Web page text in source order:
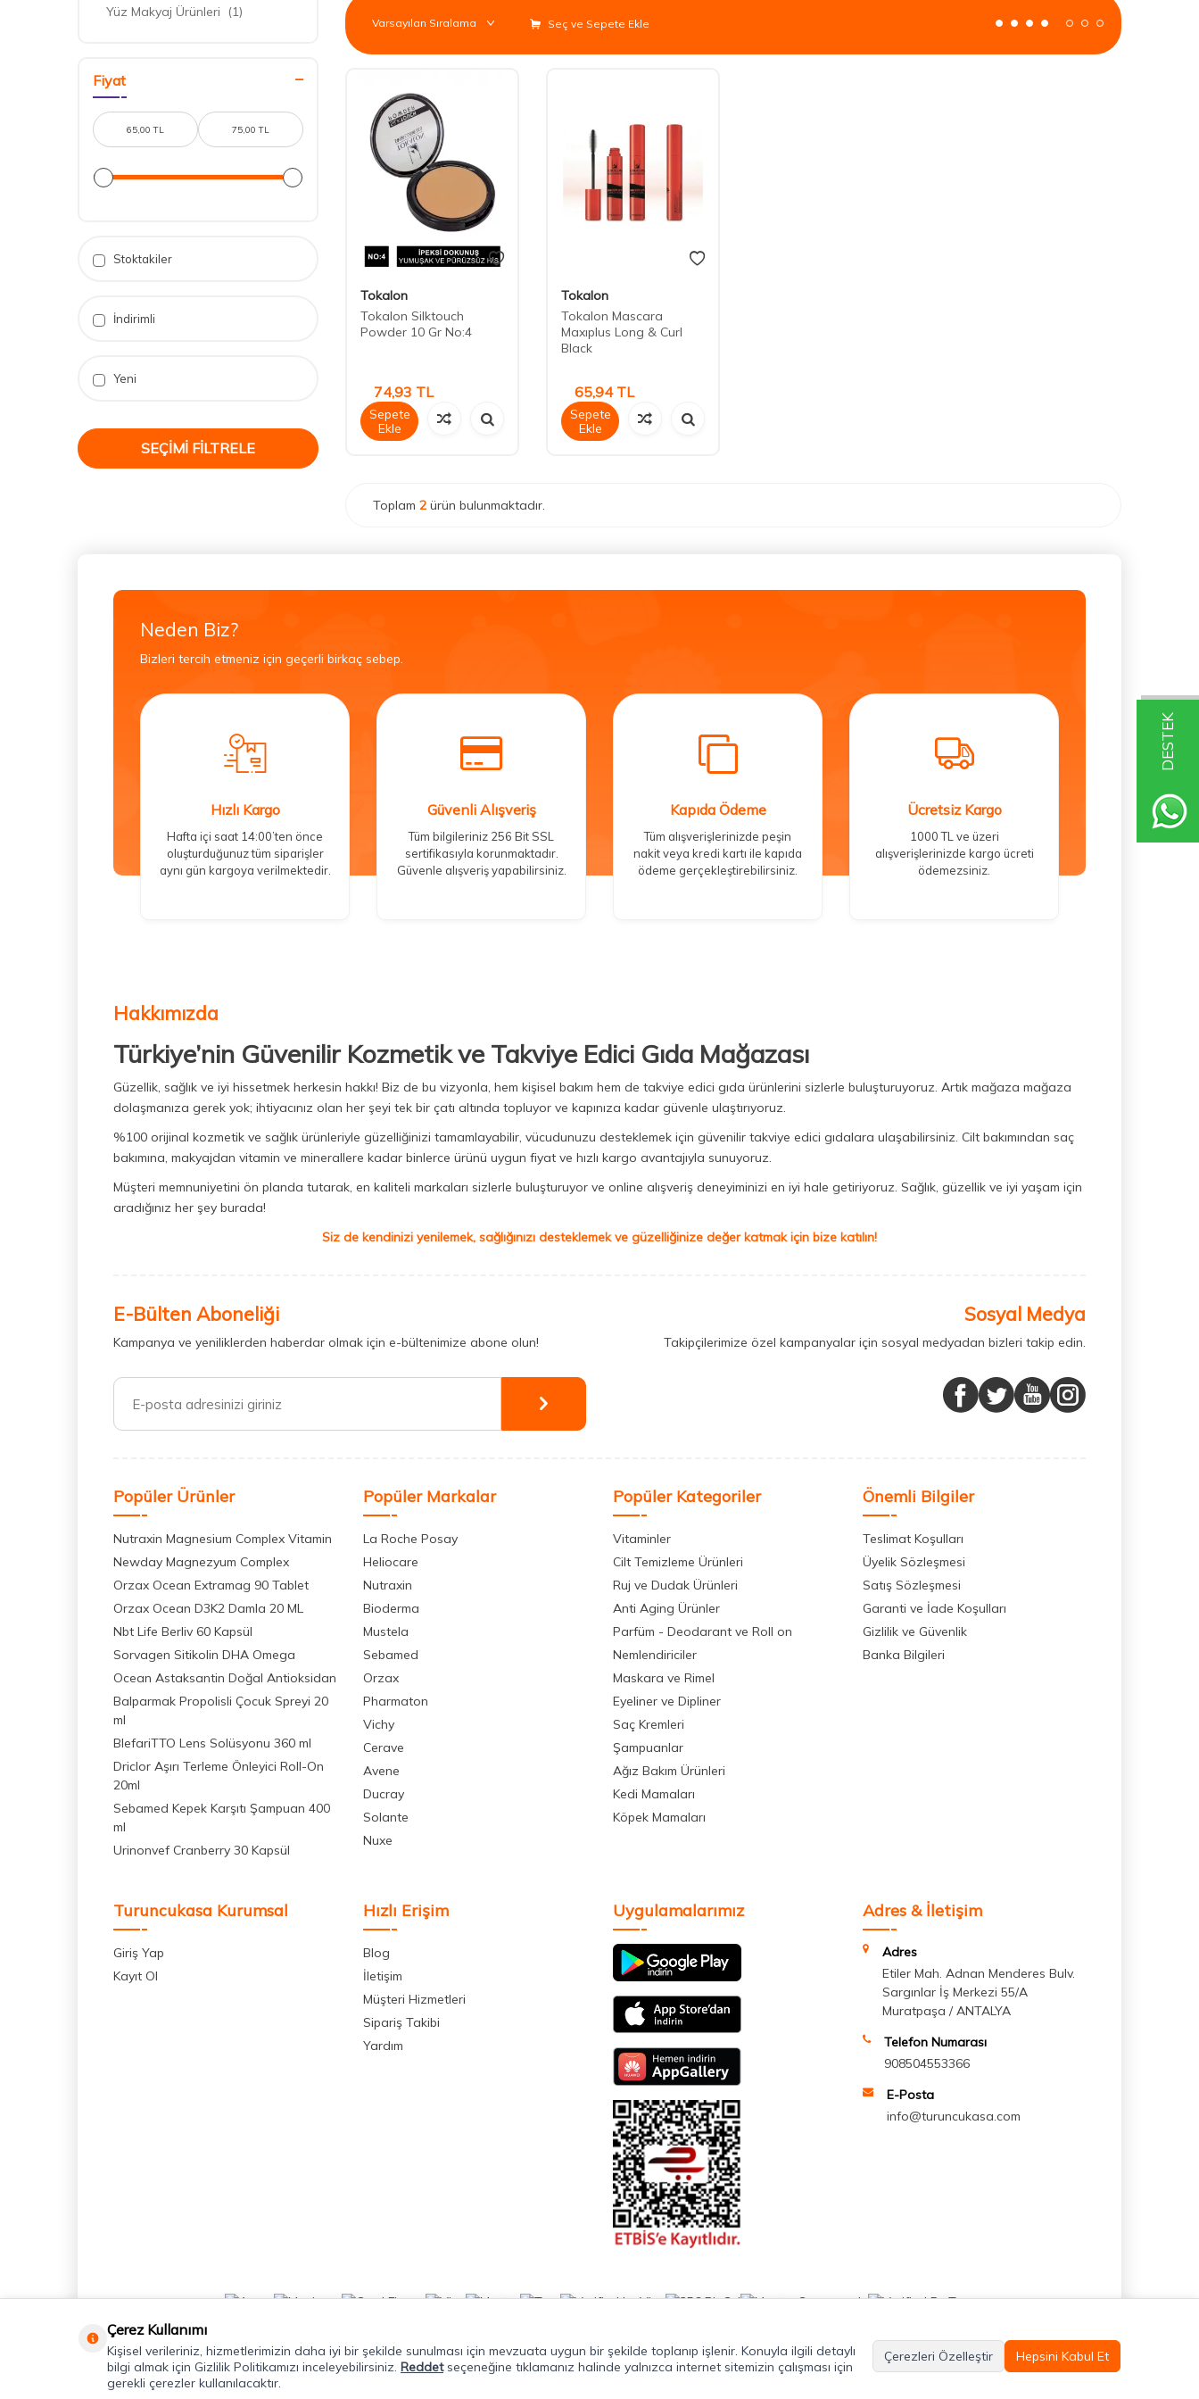
DESTEK
Yüz Makyaj Ürünleri (1)
Fiyat
Stoktakiler
İndirimli
Yeni
SEÇIMI FILTRELE
Seç ve Sepete Ekle
Tokalon
Tokalon Silktouch
Powder 10 Gr No:4
74,93 TL
Sepete
Ekle
Tokalon
Tokalon Mascara
Maxıplus Long & Curl
Black
65,94TL
Sepete
Ekle
Toplam 2 ürün bulunmaktadır.
Neden Biz?
Bizleri tercih etmeniz için geçerli birkaç sebep.
Hızlı Kargo
Hafta içi saat 14:00’ten önce
oluşturduğunuz tüm siparişler
aynı gün kargoya verilmektedir.
Güvenli Alışveriş
Tüm bilgileriniz 256 Bit SSL
sertifikasıyla korunmaktadır.
Güvenle alışveriş yapabilirsiniz.
Kapıda Ödeme
Tüm alışverişlerinizde peşin
nakit veya kredi kartı ile kapıda
ödeme gerçekleştirebilirsiniz.
Ücretsiz Kargo
1000 TL ve üzeri
alışverişlerinizde kargo ücreti
ödemezsiniz.
Hakkımızda
Türkiye’nin Güvenilir Kozmetik ve Takviye Edici Gıda Mağazası
Güzellik, sağlık ve iyi hissetmek herkesin hakkı! Biz de bu vizyonla, hem kişisel bakım hem de takviye edici gıda ürünlerini sizlerle buluşturuyoruz. Artık mağaza mağaza
dolaşmanıza gerek yok; ihtiyacınız olan her şeyi tek bir çatı altında topluyor ve kapınıza kadar güvenle ulaştırıyoruz.
%100 orijinal kozmetik ve sağlık ürünleriyle güzelliğinizi tamamlayabilir, vücudunuzu desteklemek için güvenilir takviye edici gıdalara ulaşabilirsiniz. Cilt bakımından saç
bakımına, makyajdan vitamin ve minerallere kadar binlerce ürünü uygun fiyat ve hızlı kargo avantajıyla sunuyoruz.
Müşteri memnuniyetini ön planda tutarak, en kaliteli markaları sizlerle buluşturuyor ve online alışveriş deneyiminizi en iyi hale getiriyoruz. Sağlık, güzellik ve iyi yaşam için
aradığınız her şey burada!
Siz de kendinizi yenilemek, sağlığınızı desteklemek ve güzelliğinize değer katmak için bize katılın!
E-Bülten Aboneliği
Kampanya ve yeniliklerden haberdar olmak için e-bültenimize abone olun!
Sosyal Medya
Takipçilerimize özel kampanyalar için sosyal medyadan bizleri takip edin.
Popüler Ürünler
Nutraxin Magnesium Complex Vitamin
Newday Magnezyum Complex
Orzax Ocean Extramag 90 Tablet
Orzax Ocean D3K2 Damla 20 ML
Nbt Life Berliv 60 Kapsül
Sorvagen Sitikolin DHA Omega
Ocean Astaksantin Doğal Antioksidan
Balparmak Propolisli Çocuk Spreyi 20
ml
BlefariTTO Lens Solüsyonu 360 ml
Driclor Aşırı Terleme Önleyici Roll-On
20ml
Sebamed Kepek Karşıtı Şampuan 400
ml
Urinonvef Cranberry 30 Kapsül
Popüler Markalar
La Roche Posay
Heliocare
Nutraxin
Bioderma
Mustela
Sebamed
Orzax
Pharmaton
Vichy
Cerave
Avene
Ducray
Solante
Nuxe
Popüler Kategoriler
Vitaminler
Cilt Temizleme Ürünleri
Ruj ve Dudak Ürünleri
Anti Aging Ürünler
Parfüm - Deodarant ve Roll on
Nemlendiriciler
Maskara ve Rimel
Eyeliner ve Dipliner
Saç Kremleri
Şampuanlar
Ağız Bakım Ürünleri
Kedi Mamaları
Köpek Mamaları
Önemli Bilgiler
Teslimat Koşulları
Üyelik Sözleşmesi
Satış Sözleşmesi
Garanti ve İade Koşulları
Gizlilik ve Güvenlik
Banka Bilgileri
Turuncukasa Kurumsal
Giriş Yap
Kayıt Ol
Hızlı Erişim
Blog
İletişim
Müşteri Hizmetleri
Sipariş Takibi
Yardım
Uygulamalarımız Adres & İletişim
Adres
Etiler Mah. Adnan Menderes Bulv.
Sargınlar İş Merkezi 55/A
Muratpaşa / ANTALYA
Telefon Numarası
908504553366
E-Posta
info@turuncukasa.com
Çerez Kullanımı
Kişisel verileriniz, hizmetlerimizin daha iyi bir şekilde sunulması için mevzuata uygun bir şekilde toplanıp işlenir. Konuyla ilgili detaylı
bilgi almak için Gizlilik Politikamızı inceleyebilirsiniz. Reddetseçeneğine tıklamanız halinde yalnızca internet sitemizin çalışması için
gerekli çerezler kullanılacaktır.
Çerezleri Özelleştir Hepsini Kabul Et